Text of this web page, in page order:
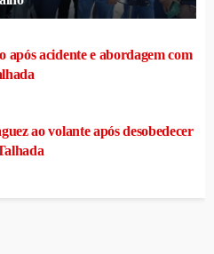
após acidente e abordagem com
ao volante após desobedecer